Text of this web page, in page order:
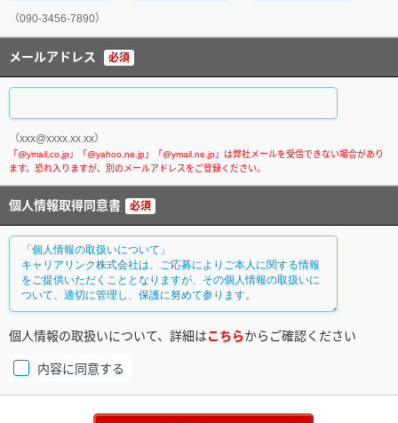
（090-3456-7890）
メールアドレス 必須
（xxx@xxxx.xx.xx）
個人情報取得同意書 必須
個人情報の取扱いについて、詳細はこちらからご確認ください
内容に同意する